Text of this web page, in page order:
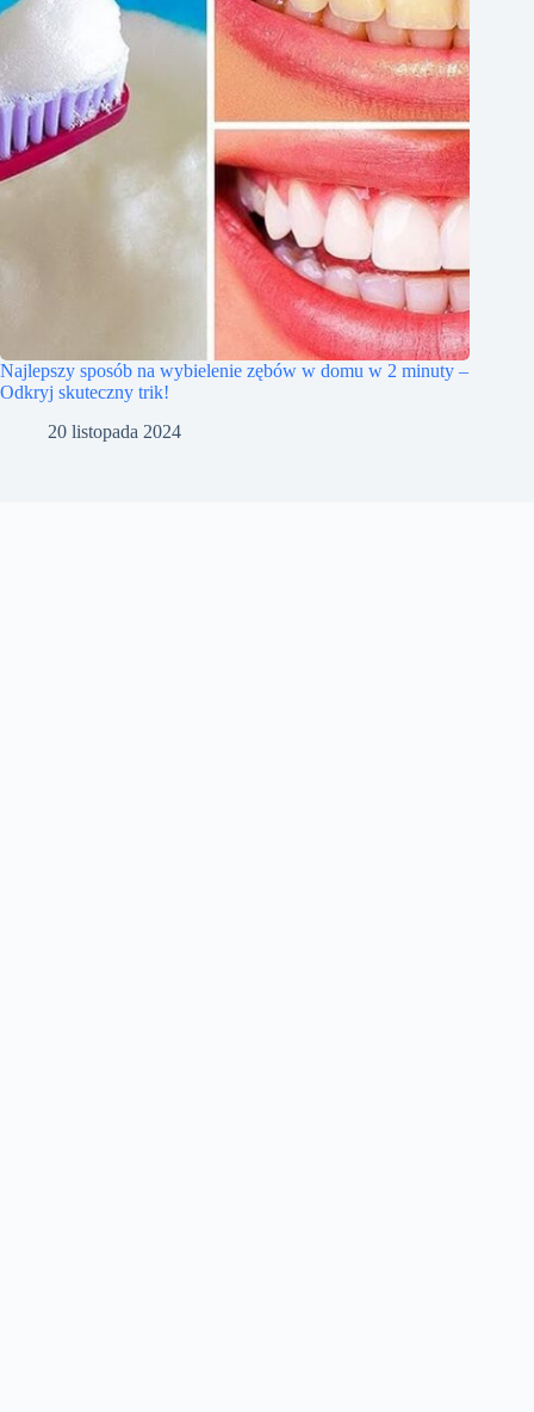
Najlepszy sposób na wybielenie zębów w domu w 2 minuty –
Odkryj skuteczny trik!
20 listopada 2024